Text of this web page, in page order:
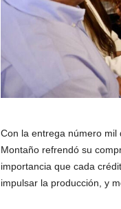
Con la entrega número mil
Montaño refrendó su
importancia que cada
impulsar la producción, y